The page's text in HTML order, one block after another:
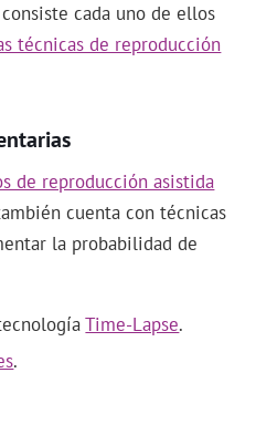
cada uno de ellos
técnicas de reproducción
de reproducción asistida
cuenta con técnicas
la probabilidad de
Time-Lapse.
.